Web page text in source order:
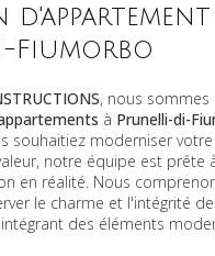
Fiumorbo
, nous sommes
à Prunelli-di-
souhaitiez moderniser
notre équipe est prête
en réalité. Nous
le charme et l'intégrité
des éléments